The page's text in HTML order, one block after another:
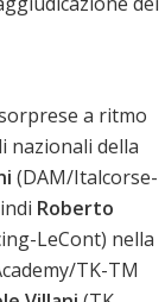
a ritmo
nazionali della
(DAM/Italcorse-
Roberto
LeCont) nella
TK-TM